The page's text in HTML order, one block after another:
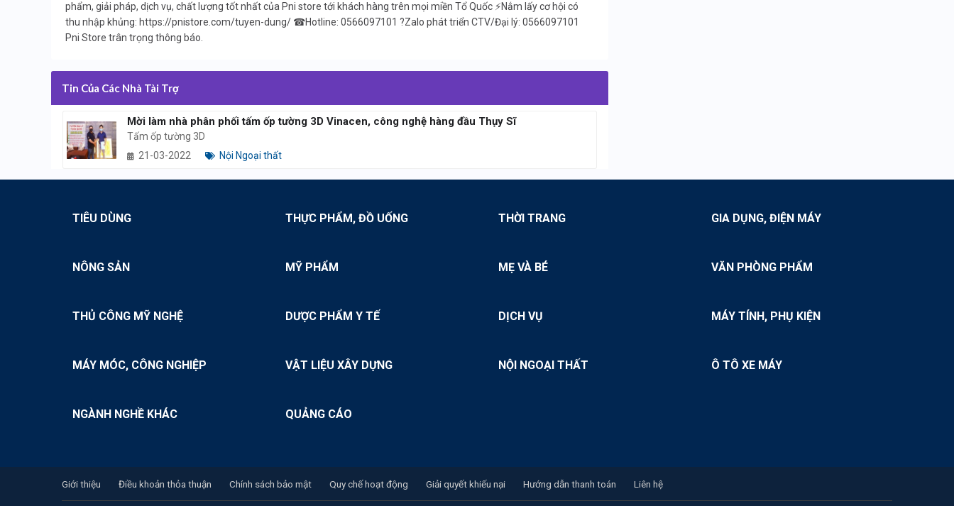
phẩm, giải pháp, dịch vụ, chất lượng tốt nhất của Pni store tới khách hàng trên mọi miền Tổ Quốc ⚡Nắm lấy cơ hội có
thu nhập khủng: https://pnistore.com/tuyen-dung/ ☎Hotline: 0566097101 ?Zalo phát triển CTV/Đại lý: 0566097101
Pni Store trân trọng thông báo.
Tin Của Các Nhà Tài Trợ
Mời làm nhà phân phối tấm ốp tường 3D Vinacen, công nghệ hàng đầu Thụy Sĩ
Tấm ốp tường 3D
21-03-2022
Nội Ngoại thất
TIÊU DÙNG THỰC PHẨM, ĐỒ UỐNG THỜI TRANG GIA DỤNG, ĐIỆN MÁY
NÔNG SẢN MỸ PHẨM MẸ VÀ BÉ VĂN PHÒNG PHẨM
THỦ CÔNG MỸ NGHỆ DƯỢC PHẨM Y TẾ DỊCH VỤ MÁY TÍNH, PHỤ KIỆN
MÁY MÓC, CÔNG NGHIỆP VẬT LIỆU XÂY DỰNG NỘI NGOẠI THẤT Ô TÔ XE MÁY
NGÀNH NGHỀ KHÁC QUẢNG CÁO
Giới thiệu Điều khoản thỏa thuận Chính sách bảo mật Quy chế hoạt động Giải quyết khiếu nại Hướng dẫn thanh toán Liên hệ